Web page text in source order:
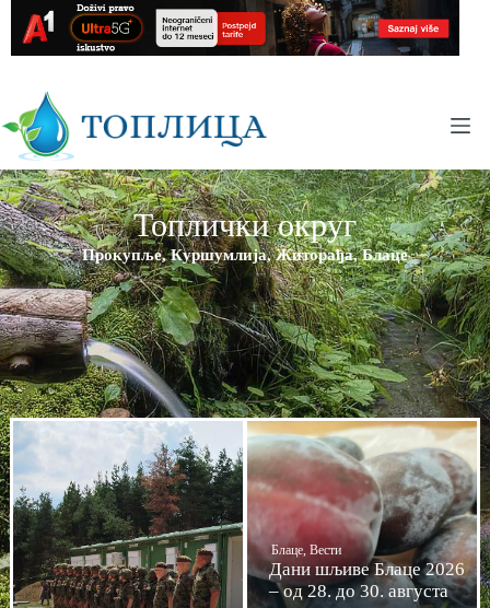
Топлички округ
Прокупље, Куршумлија, Житорађа, Блаце
Блаце, Вести
Дани шљиве Блаце 2026
– од 28. до 30. августа